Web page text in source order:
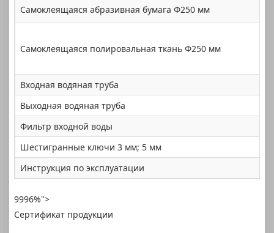
Самоклеящаяся абразивная бумага Φ250 мм
Самоклеящаяся полировальная ткань Φ250 мм
Входная водяная труба
Выходная водяная труба
Фильтр входной воды
Шестигранные ключи 3 мм; 5 мм
Инструкция по эксплуатации
9996%">
Сертификат продукции